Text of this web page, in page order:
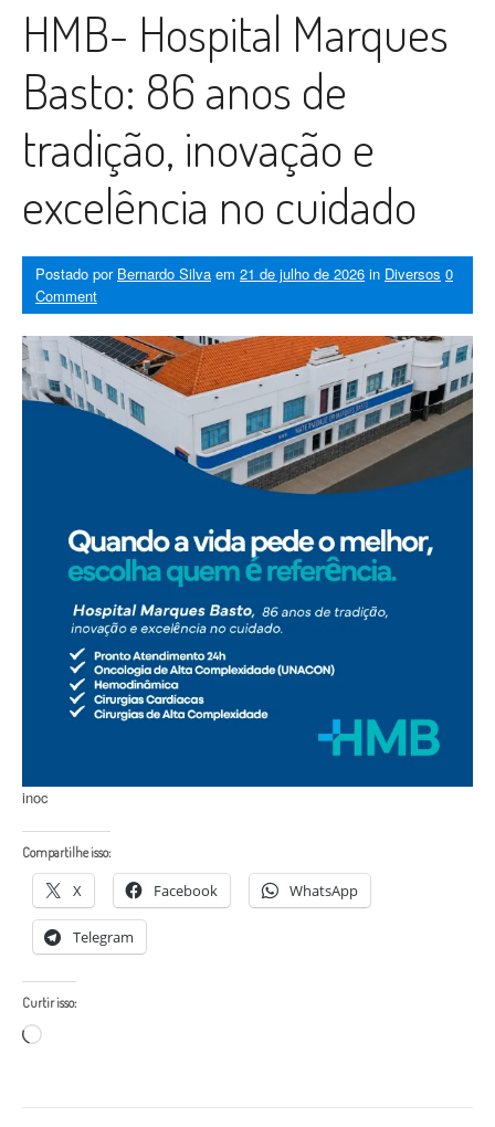
HMB- Hospital Marques
Basto: 86 anos de
tradição, inovação e
excelência no cuidado
Postado por Bernardo Silva em 21 de julho de 2026 in Diversos 0
Comment
inoc
Compartilhe isso:
X Facebook WhatsApp
Telegram
Curtir isso:
Carregando...